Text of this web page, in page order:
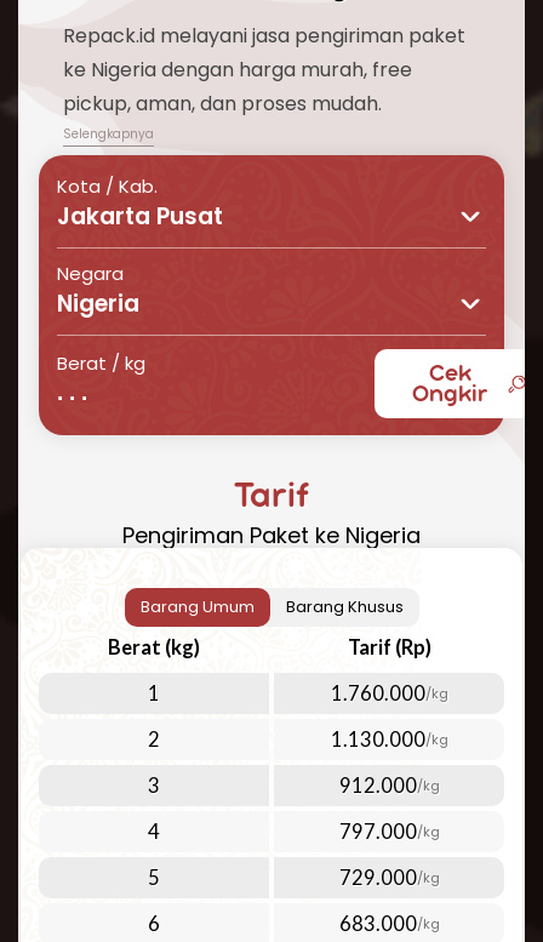
Repack.id melayani jasa pengiriman paket
ke Nigeria dengan harga murah, free
pickup, aman, dan proses mudah.
Butuh layanan pengiriman barang ke Nigeria
yang cepat, aman, dan terjangkau? Repack.id
pengiriman paket ke Nigeria Anda. Dengan
pengalaman bertahun-tahun dalam industri
logistik internasional, kami menawarkan
diandalkan ke Nigeria dan 200+ negara lainnya
di seluruh dunia.
Cara Kirim Paket ke Nigeria yang
Mudah dan Efisien
Kirim paket ke Nigeria
kini menjadi lebih mudah
dengan layanan Repack.id. Kami fokus pada
untuk memenuhi berbagai kebutuhan
pelanggan. Pengiriman udara menjadi pilihan
ideal untuk:
Kota / Kab.
Jakarta Pusat
Negara
Nigeria
Berat / kg
Cek
Ongkir
Tarif
Pengiriman Paket ke Nigeria
Barang Umum Barang Khusus
Berat (kg)
Tarif (Rp)
1
1.760.000/kg
2 1.130.000/kg
3 912.000/kg
4 797.000/kg
5 729.000/kg
6 683.000/kg